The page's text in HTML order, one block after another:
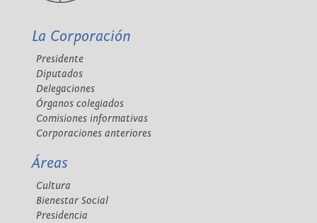
La Corporación
Presidente
Diputados
Delegaciones
Órganos colegiados
Comisiones informativas
Corporaciones anteriores
Áreas
Cultura
Bienestar Social
Presidencia